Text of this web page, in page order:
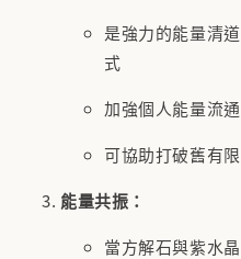
是強力的能量清
式
加強個人能量流
可協助打破舊有
能量共振：
當方解石與紫水